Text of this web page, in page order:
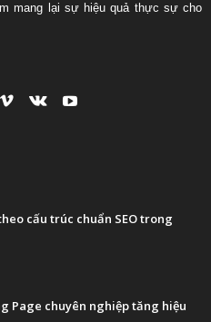
mang lại sự hiệu quả thực sự cho
cấu trúc chuẩn SEO trong
Page chuyên nghiệp tăng hiệu